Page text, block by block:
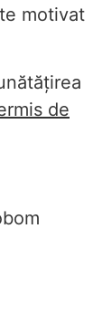
motivat
de